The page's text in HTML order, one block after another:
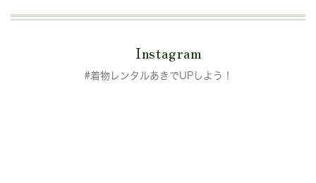
Instagram
#着物レンタルあきでUPしよう！